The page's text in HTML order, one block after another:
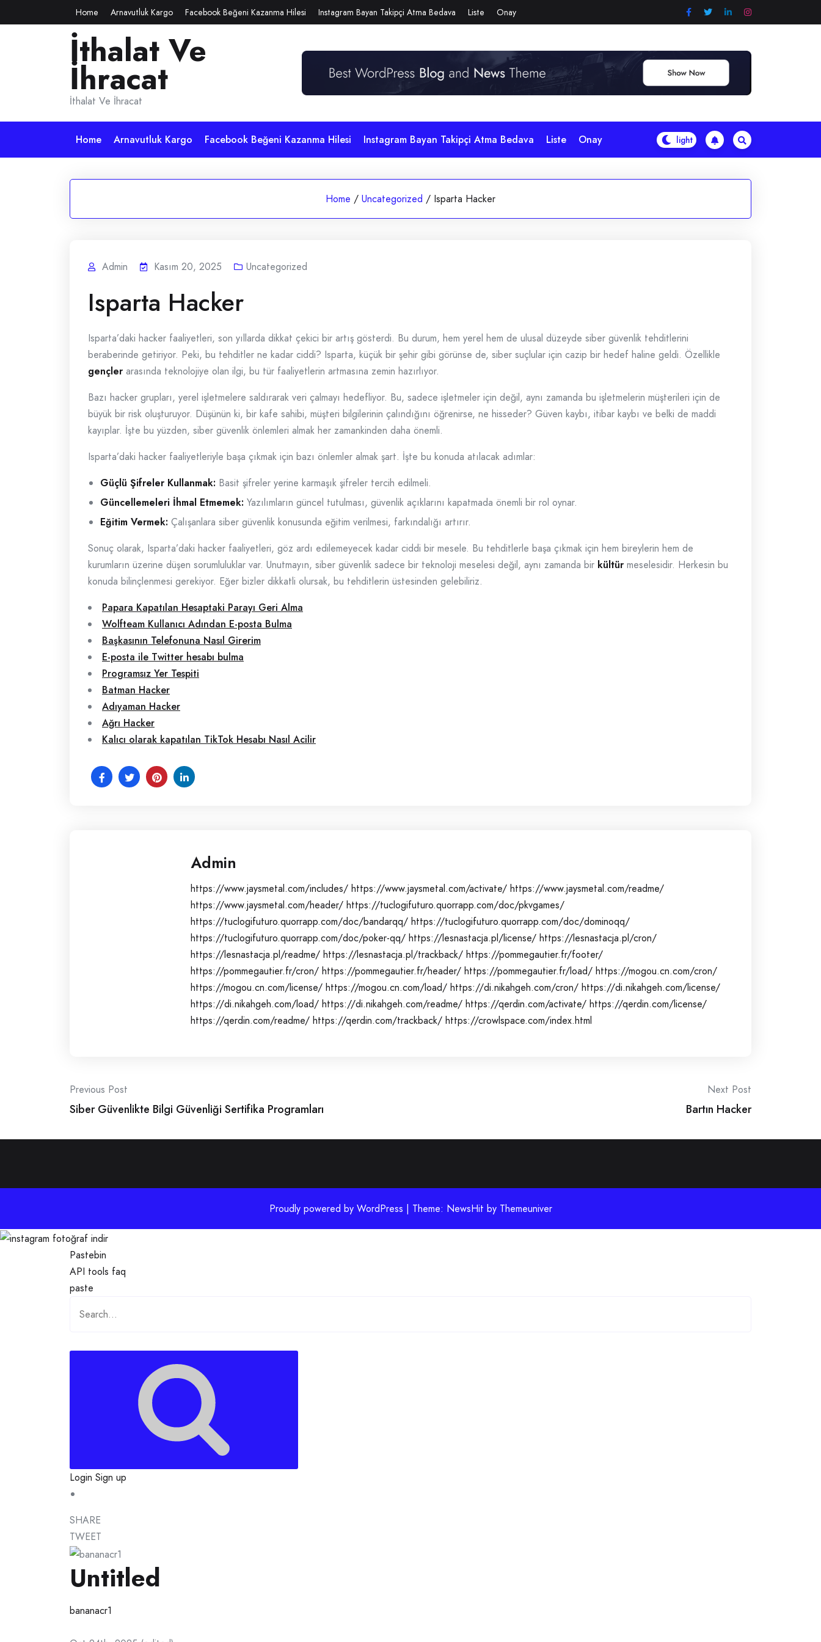
to
Home Arnavutluk Kargo Facebook Beğeni Kazanma Hilesi Instagram Bayan Takipçi Atma Bedava Liste Onay
İthalat Ve
İhracat
İthalat Ve İhracat
Home Arnavutluk Kargo Facebook Beğeni Kazanma Hilesi Instagram Bayan Takipçi Atma Bedava Liste Onay
Home / Uncategorized / Isparta Hacker
Admin Kasım 20, 2025 Uncategorized
Isparta Hacker
Isparta’daki hacker faaliyetleri, son yıllarda dikkat çekici bir artış gösterdi. Bu durum, hem yerel hem de ulusal düzeyde siber güvenlik tehditlerini
beraberinde getiriyor. Peki, bu tehditler ne kadar ciddi? Isparta, küçük bir şehir gibi görünse de, siber suçlular için cazip bir hedef haline geldi. Özellikle
gençler arasında teknolojiye olan ilgi, bu tür faaliyetlerin artmasına zemin hazırlıyor.
Bazı hacker grupları, yerel işletmelere saldırarak veri çalmayı hedefliyor. Bu, sadece işletmeler için değil, aynı zamanda bu işletmelerin müşterileri için de
büyük bir risk oluşturuyor. Düşünün ki, bir kafe sahibi, müşteri bilgilerinin çalındığını öğrenirse, ne hisseder? Güven kaybı, itibar kaybı ve belki de maddi
kayıplar. İşte bu yüzden, siber güvenlik önlemleri almak her zamankinden daha önemli.
Isparta’daki hacker faaliyetleriyle başa çıkmak için bazı önlemler almak şart. İşte bu konuda atılacak adımlar:
Güçlü Şifreler Kullanmak: Basit şifreler yerine karmaşık şifreler tercih edilmeli.
Güncellemeleri İhmal Etmemek: Yazılımların güncel tutulması, güvenlik açıklarını kapatmada önemli bir rol oynar.
Eğitim Vermek: Çalışanlara siber güvenlik konusunda eğitim verilmesi, farkındalığı artırır.
Sonuç olarak, Isparta’daki hacker faaliyetleri, göz ardı edilemeyecek kadar ciddi bir mesele. Bu tehditlerle başa çıkmak için hem bireylerin hem de
kurumların üzerine düşen sorumluluklar var. Unutmayın, siber güvenlik sadece bir teknoloji meselesi değil, aynı zamanda bir kültür meselesidir. Herkesin bu
konuda bilinçlenmesi gerekiyor. Eğer bizler dikkatli olursak, bu tehditlerin üstesinden gelebiliriz.
Papara Kapatılan Hesaptaki Parayı Geri Alma
Wolfteam Kullanıcı Adından E-posta Bulma
Başkasının Telefonuna Nasıl Girerim
E-posta ile Twitter hesabı bulma
Programsız Yer Tespiti
Batman Hacker
Adıyaman Hacker
Ağrı Hacker
Kalıcı olarak kapatılan TikTok Hesabı Nasıl Acilir
Admin
https://www.jaysmetal.com/includes/ https://www.jaysmetal.com/activate/ https://www.jaysmetal.com/readme/
https://www.jaysmetal.com/header/ https://tuclogifuturo.quorrapp.com/doc/pkvgames/
https://tuclogifuturo.quorrapp.com/doc/bandarqq/ https://tuclogifuturo.quorrapp.com/doc/dominoqq/
https://tuclogifuturo.quorrapp.com/doc/poker-qq/ https://lesnastacja.pl/license/ https://lesnastacja.pl/cron/
https://lesnastacja.pl/readme/ https://lesnastacja.pl/trackback/ https://pommegautier.fr/footer/
https://pommegautier.fr/cron/ https://pommegautier.fr/header/ https://pommegautier.fr/load/ https://mogou.cn.com/cron/
https://mogou.cn.com/license/ https://mogou.cn.com/load/ https://di.nikahgeh.com/cron/ https://di.nikahgeh.com/license/
https://di.nikahgeh.com/load/ https://di.nikahgeh.com/readme/ https://qerdin.com/activate/ https://qerdin.com/license/
https://qerdin.com/readme/ https://qerdin.com/trackback/ https://crowlspace.com/index.html
Post
navigation
Previous Post
Siber Güvenlikte Bilgi Güvenliği Sertifika Programları
Next Post
Bartın Hacker
Proudly powered by WordPress | Theme: NewsHit by Themeuniver
Pastebin
API tools faq
paste
Login Sign up
SHARE
TWEET
Untitled
bananacr1